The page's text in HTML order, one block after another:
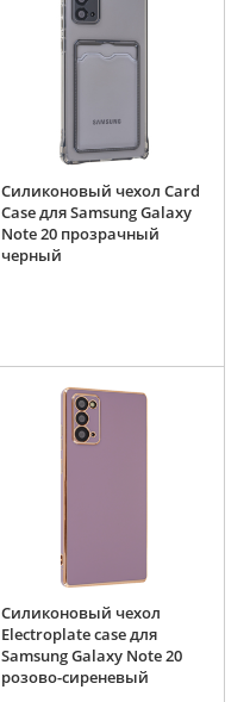
Силиконовый чехол Card
Case для Samsung Galaxy
Note 20 прозрачный
черный
Силиконовый чехол
Electroplate case для
Samsung Galaxy Note 20
розово-сиреневый